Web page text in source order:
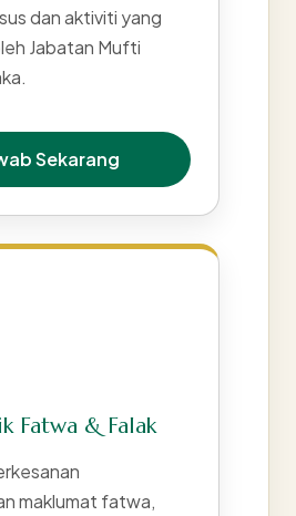
dan aktiviti yang
Jabatan Mufti
Sekarang
Fatwa & Falak
maklumat fatwa,